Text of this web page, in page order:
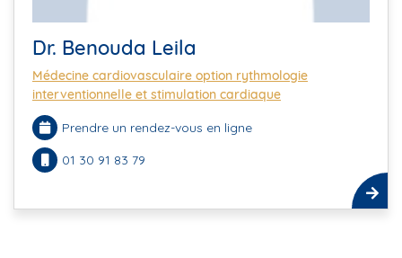
Dr. Benouda Leila
Médecine cardiovasculaire option rythmologie
interventionnelle et stimulation cardiaque
Prendre un rendez-vous en ligne
01 30 91 83 79